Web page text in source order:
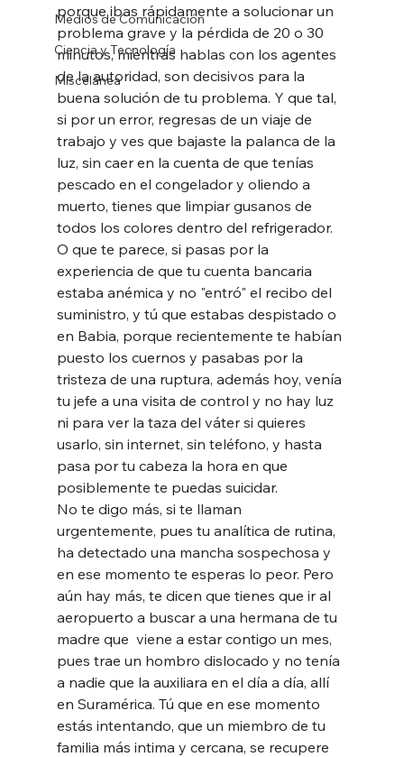
Medios de Comunicación
Ciencia y Tecnología
Miscelánea
porque ibas rápidamente a solucionar un
problema grave y la pérdida de 20 o 30
minutos, mientras hablas con los agentes
de la autoridad, son decisivos para la
buena solución de tu problema. Y que tal,
si por un error, regresas de un viaje de
trabajo y ves que bajaste la palanca de la
luz, sin caer en la cuenta de que tenías
pescado en el congelador y oliendo a
muerto, tienes que limpiar gusanos de
todos los colores dentro del refrigerador.
O que te parece, si pasas por la
experiencia de que tu cuenta bancaria
estaba anémica y no "entró" el recibo del
suministro, y tú que estabas despistado o
en Babia, porque recientemente te habían
puesto los cuernos y pasabas por la
tristeza de una ruptura, además hoy, venía
tu jefe a una visita de control y no hay luz
ni para ver la taza del váter si quieres
usarlo, sin internet, sin teléfono, y hasta
pasa por tu cabeza la hora en que
posiblemente te puedas suicidar.
No te digo más, si te llaman
urgentemente, pues tu analítica de rutina,
ha detectado una mancha sospechosa y
en ese momento te esperas lo peor. Pero
aún hay más, te dicen que tienes que ir al
aeropuerto a buscar a una hermana de tu
madre que  viene a estar contigo un mes,
pues trae un hombro dislocado y no tenía
a nadie que la auxiliara en el día a día, allí
en Suramérica. Tú que en ese momento
estás intentando, que un miembro de tu
familia más intima y cercana, se recupere